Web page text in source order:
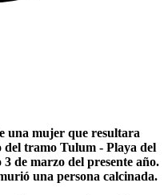
una mujer que resultara
del tramo Tulum - Playa del
de marzo del presente año.
una persona calcinada.